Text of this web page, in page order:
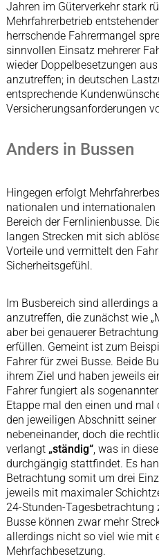
Jahren im Güterverkehr stark
Mehrfahrerbetrieb
herrschende Fahrermangel
sinnvollen Einsatz mehrerer
wieder Doppelbesetzungen
anzutreffen; in deutschen
entsprechende
Versicherungsanforderungen
Anders in Bussen
Hingegen erfolgt
nationalen und internationalen
Bereich der Fernlinienbusse.
langen Strecken mit sich
Vorteile und vermittelt den
Sicherheitsgefühl.
Im Busbereich sind allerdings
anzutreffen, die zunächst wie
aber bei genauerer
erfüllen. Gemeint ist zum
Fahrer für zwei Busse. Beide
ihrem Ziel und haben jeweils
Fahrer fungiert als
Etappe mal den einen und mal
den jeweiligen Abschnitt
nebeneinander, doch die
verlangt „ständig“, was in
durchgängig stattfindet. Es
Betrachtung somit um drei
jeweils mit maximaler
24-Stunden-Tagesbetrachtung
Busse können zwar mehr
allerdings nicht so viel wie mit
Mehrfachbesetzung.